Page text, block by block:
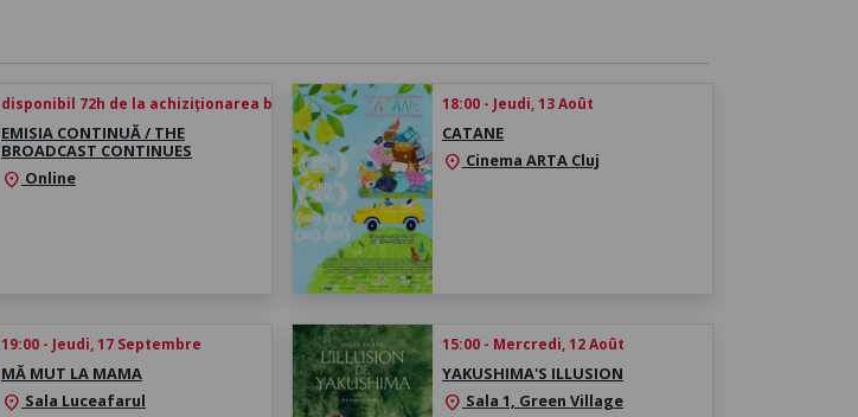
disponibil 72h de la achiziționarea biletului
EMISIA CONTINUĂ / THE
BROADCAST CONTINUES
location_on Online
18:00 - Jeudi, 13 Août
CATANE
location_on Cinema ARTA Cluj
19:00 - Jeudi, 17 Septembre
MĂ MUT LA MAMA
location_on Sala Luceafarul
15:00 - Mercredi, 12 Août
YAKUSHIMA'S ILLUSION
location_on Sala 1, Green Village